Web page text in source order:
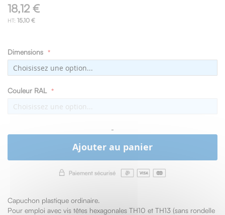
18,12 €
15,10 €
Dimensions
Couleur RAL
-
Ajouter au panier
Capuchon plastique ordinaire.
Pour emploi avec vis têtes hexagonales TH10 et TH13 (sans rondelle